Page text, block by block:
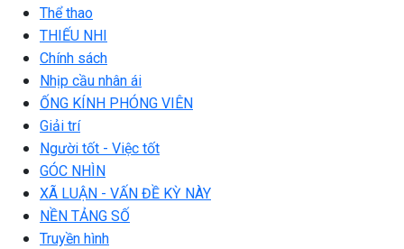
Thể thao
THIẾU NHI
Chính sách
Nhịp cầu nhân ái
ỐNG KÍNH PHÓNG VIÊN
Giải trí
Người tốt - Việc tốt
GÓC NHÌN
XÃ LUẬN - VẤN ĐỀ KỲ NÀY
NỀN TẢNG SỐ
Truyền hình